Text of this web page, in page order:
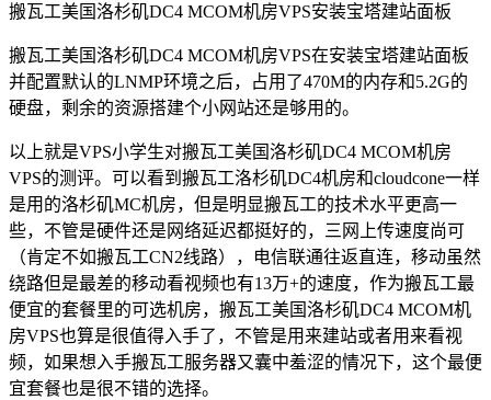
搬瓦工美国洛杉矶DC4 MCOM机房VPS安装宝塔建站面板
搬瓦工美国洛杉矶DC4 MCOM机房VPS在安装宝塔建站面板
并配置默认的LNMP环境之后，占用了470M的内存和5.2G的
硬盘，剩余的资源搭建个小网站还是够用的。
以上就是VPS小学生对搬瓦工美国洛杉矶DC4 MCOM机房
VPS的测评。可以看到搬瓦工洛杉矶DC4机房和cloudcone一样
是用的洛杉矶MC机房，但是明显搬瓦工的技术水平更高一
些，不管是硬件还是网络延迟都挺好的，三网上传速度尚可
（肯定不如搬瓦工CN2线路），电信联通往返直连，移动虽然
绕路但是最差的移动看视频也有13万+的速度，作为搬瓦工最
便宜的套餐里的可选机房，搬瓦工美国洛杉矶DC4 MCOM机
房VPS也算是很值得入手了，不管是用来建站或者用来看视
频，如果想入手搬瓦工服务器又囊中羞涩的情况下，这个最便
宜套餐也是很不错的选择。